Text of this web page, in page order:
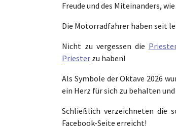
Freude und des Miteinanders,
Die Motorradfahrer haben seit
Nicht zu vergessen die
Priester zu haben!
Als Symbole der Oktave 2026
ein Herz für sich zu behalten
Schließlich verzeichneten die
Facebook-Seite erreicht!